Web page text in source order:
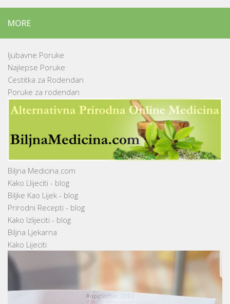
MORE
ljubavne Poruke
Najlepse Poruke
Cestitka za Rodendan
Poruke za rodendan
Biljna Medicina.com
Kako Llijeciti - blog
Biljke Kao Lijek - blog
Prirodni Recepti - blog
Kako Izlijeciti - blog
Biljna Ljekarna
Kako Lijeciti